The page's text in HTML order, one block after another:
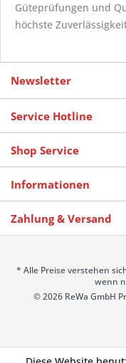
Güteprüfungen und
höchste
Newsletter
Service Hotline
Shop Service
Informationen
Zahlung & Versand
* Alle Preise verstehen
wenn
© 2026 ReWa GmbH